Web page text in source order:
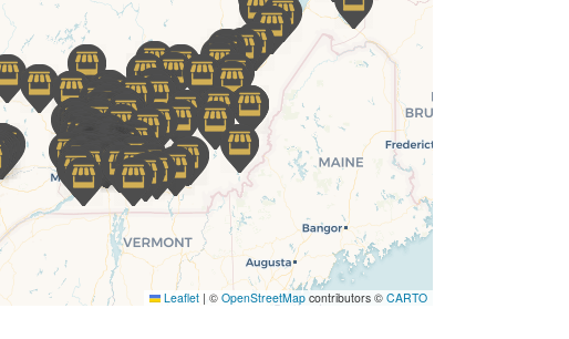
Leaflet | © OpenStreetMap contributors © CARTO